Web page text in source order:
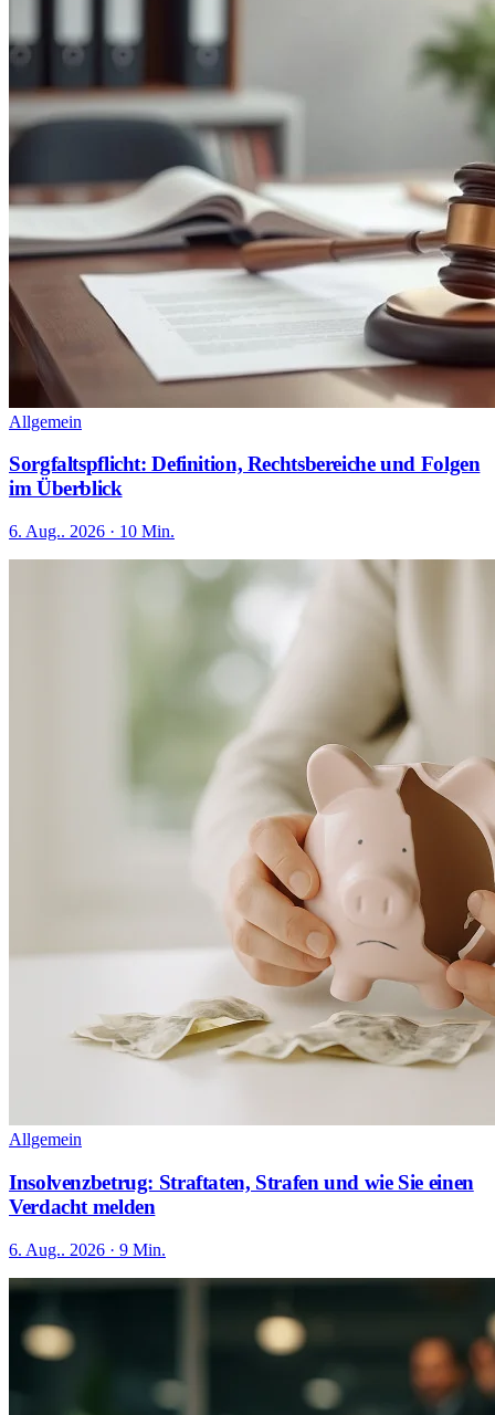
Allgemein
Sorgfaltspflicht: Definition, Rechtsbereiche und Folgen
im Überblick
6. Aug.. 2026 · 10 Min.
Allgemein
Insolvenzbetrug: Straftaten, Strafen und wie Sie einen
Verdacht melden
6. Aug.. 2026 · 9 Min.